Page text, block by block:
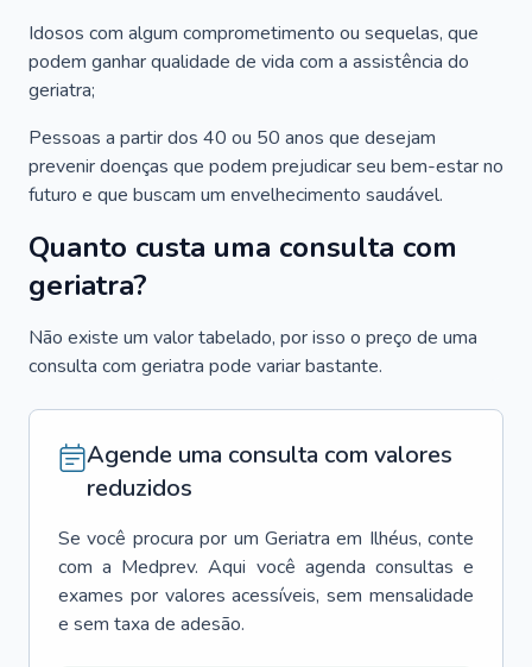
Idosos com algum comprometimento ou sequelas, que
podem ganhar qualidade de vida com a assistência do
geriatra;
Pessoas a partir dos 40 ou 50 anos que desejam
prevenir doenças que podem prejudicar seu bem-estar no
futuro e que buscam um envelhecimento saudável.
Quanto custa uma consulta com
geriatra?
Não existe um valor tabelado, por isso o preço de uma
consulta com geriatra pode variar bastante.
Agende uma consulta com valores
reduzidos
Se você procura por um Geriatra em Ilhéus, conte
com a Medprev. Aqui você agenda consultas e
exames por valores acessíveis, sem mensalidade
e sem taxa de adesão.